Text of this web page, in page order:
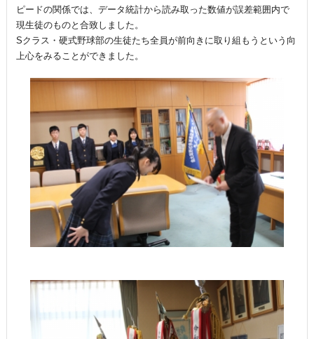
ピードの関係では、データ統計から読み取った数値が誤差範囲内で
現生徒のものと合致しました。
Sクラス・硬式野球部の生徒たち全員が前向きに取り組もうという向
上心をみることができました。